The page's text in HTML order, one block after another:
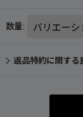
数量:
返品特約に関する